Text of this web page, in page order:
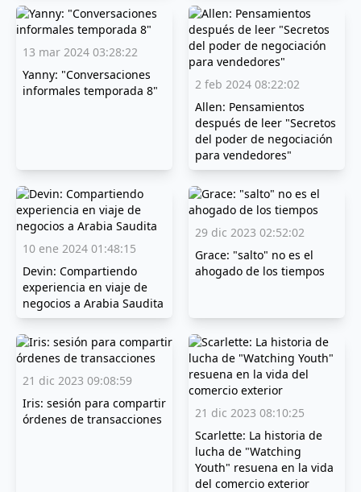
13 mar 2024 03:28:22
Yanny: "Conversaciones
informales temporada 8"
2 feb 2024 08:22:02
Allen: Pensamientos
después de leer "Secretos
del poder de negociación
para vendedores"
10 ene 2024 01:48:15
Devin: Compartiendo
experiencia en viaje de
negocios a Arabia Saudita
29 dic 2023 02:52:02
Grace: "salto" no es el
ahogado de los tiempos
21 dic 2023 09:08:59
Iris: sesión para compartir
órdenes de transacciones
21 dic 2023 08:10:25
Scarlette: La historia de
lucha de "Watching
Youth" resuena en la vida
del comercio exterior